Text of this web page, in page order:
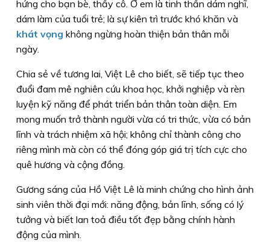
hứng cho bạn bè, thầy cô. Ở em là tinh thần dám nghĩ,
dám làm của tuổi trẻ; là sự kiên trì trước khó khăn và
khát vọng không ngừng hoàn thiện bản thân mỗi
ngày.
Chia sẻ về tương lai, Việt Lê cho biết, sẽ tiếp tục theo
đuổi đam mê nghiên cứu khoa học, khởi nghiệp và rèn
luyện kỹ năng để phát triển bản thân toàn diện. Em
mong muốn trở thành người vừa có tri thức, vừa có bản
lĩnh và trách nhiệm xã hội; không chỉ thành công cho
riêng mình mà còn có thể đóng góp giá trị tích cực cho
quê hương và cộng đồng.
Gương sáng của Hồ Việt Lê là minh chứng cho hình ảnh
sinh viên thời đại mới: năng động, bản lĩnh, sống có lý
tưởng và biết lan toả điều tốt đẹp bằng chính hành
động của mình.